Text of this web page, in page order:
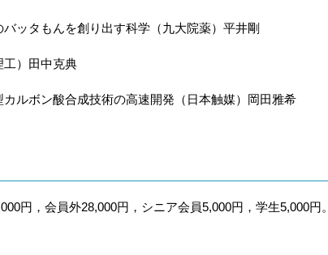
ッタもんを創り出す科学（九大院薬）平井剛
工）田中克典
ルボン酸合成技術の高速開発（日本触媒）岡田雅希
円，会員外28,000円，シニア会員5,000円，学生5,000円。